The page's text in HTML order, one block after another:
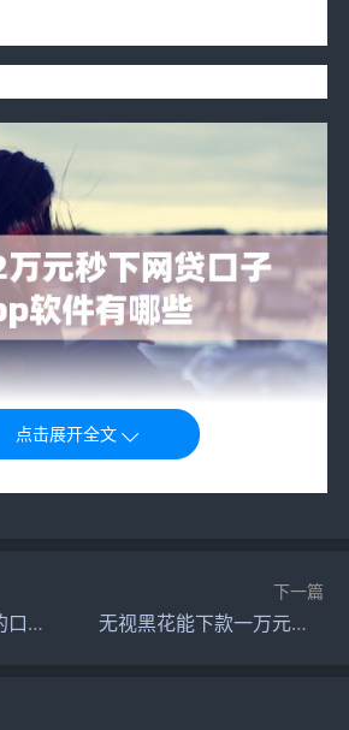
贷产品，由持牌金融机构推出借款
批，审核通过马上下款。
出的小额信用贷款，一般最低要求
高炮无视逾期能下的口子有哪些
下一篇
无视黑花能下款一万元口子有哪些